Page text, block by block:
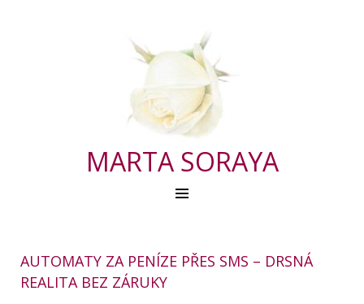
MARTA SORAYA
AUTOMATY ZA PENÍZE PŘES SMS – DRSNÁ
REALITA BEZ ZÁRUKY